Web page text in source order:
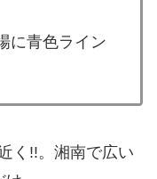
に青色ライン
く!!。湘南で広い